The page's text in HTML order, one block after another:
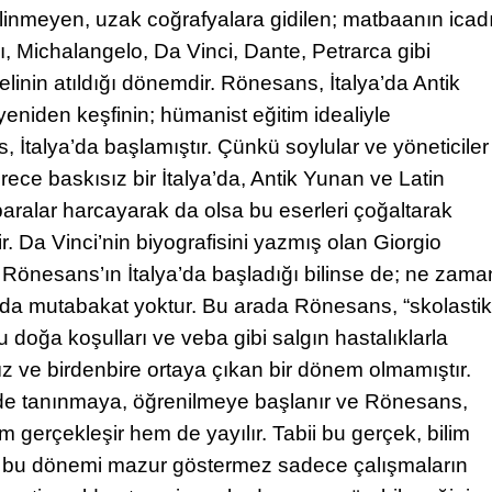
uzak coğrafyalara gidilen; matbaanın
Michalangelo, Da Vinci, Dante, Petrarca gibi
atıldığı dönemdir. Rönesans, İtalya’da Antik
keşfinin; hümanist eğitim idealiyle
İtalya’da başlamıştır. Çünkü soylular ve yöneticiler
baskısız bir İtalya’da, Antik Yunan ve Latin
harcayarak da olsa bu eserleri çoğaltarak
Da Vinci’nin biyografisini yazmış olan Giorgio
İtalya’da başladığı bilinse de; ne
mutabakat yoktur. Bu arada Rönesans, “skolastik
koşulları ve veba gibi salgın hastalıklarla
ve birdenbire ortaya çıkan bir dönem olmamıştır.
tanınmaya, öğrenilmeye başlanır ve Rönesans,
gerçekleşir hem de yayılır. Tabii bu gerçek, bilim
bu dönemi mazur göstermez sadece çalışmaların